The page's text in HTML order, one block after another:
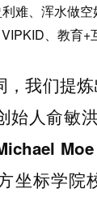
难、 浑水做空
、教育+
我们提炼
始人俞敏
Moe
坐标学院